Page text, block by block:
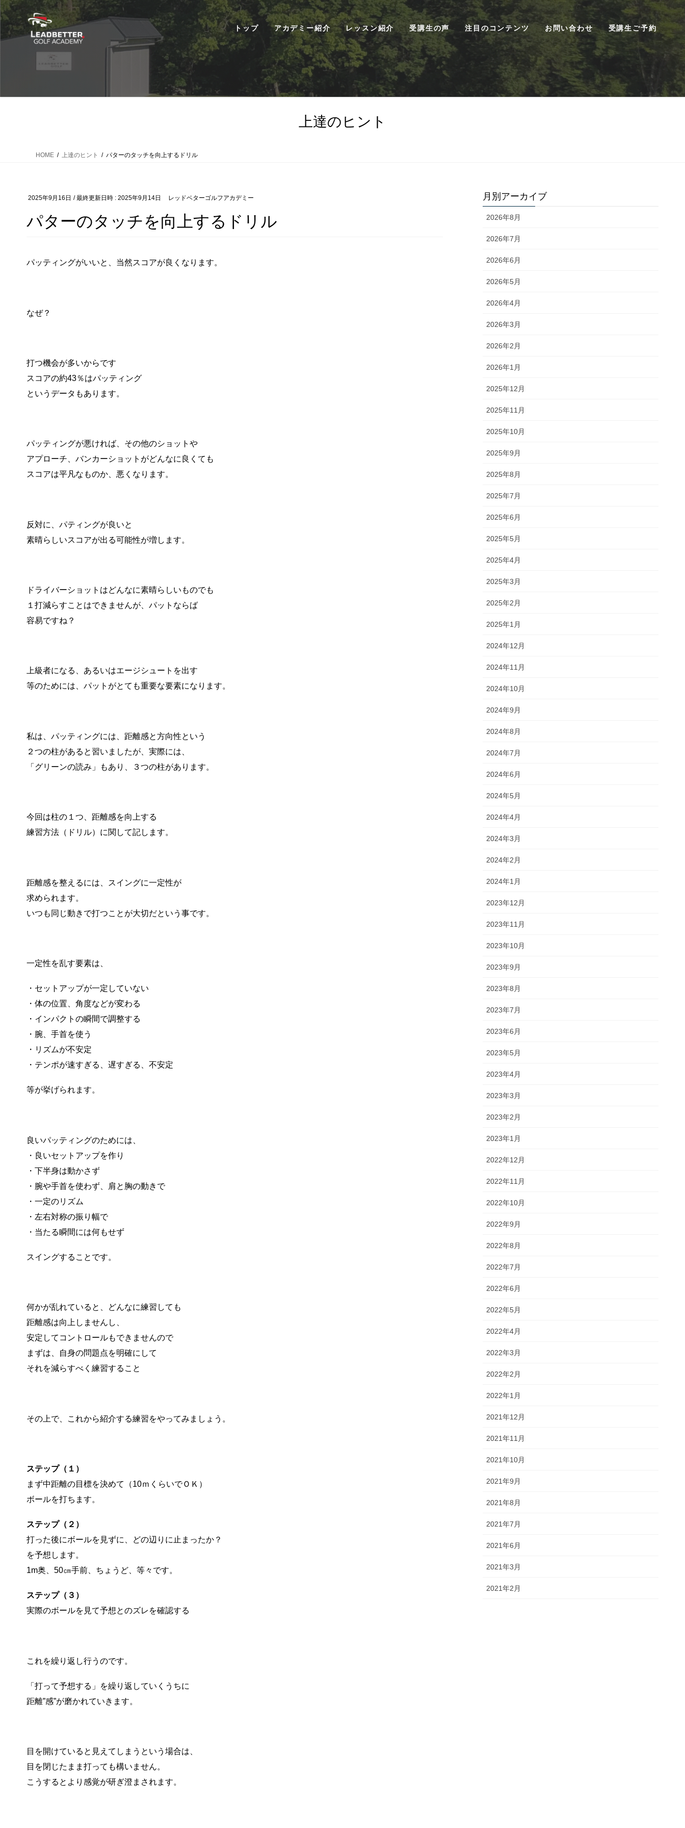
ン
ン
ビ
ー
トップ アカデミー紹介 レッスン紹介 受講生の声 注目のコンテンツ お問い合わせ 受講生ご予約
上達のヒント
HOME 上達のヒント パターのタッチを向上するドリル
2025年9月16日 / 最終更新日時 : 2025年9月14日 レッドベターゴルフアカデミー
パターのタッチを向上するドリル
パッティングがいいと、当然スコアが良くなります。
なぜ？
打つ機会が多いからです
スコアの約43％はパッティング
というデータもあります。
パッティングが悪ければ、その他のショットや
アプローチ、バンカーショットがどんなに良くても
スコアは平凡なものか、悪くなります。
反対に、パティングが良いと
素晴らしいスコアが出る可能性が増します。
ドライバーショットはどんなに素晴らしいものでも
１打減らすことはできませんが、パットならば
容易ですね？
上級者になる、あるいはエージシュートを出す
等のためには、パットがとても重要な要素になります。
私は、パッティングには、距離感と方向性という
２つの柱があると習いましたが、実際には、
「グリーンの読み」もあり、３つの柱があります。
今回は柱の１つ、距離感を向上する
練習方法（ドリル）に関して記します。
距離感を整えるには、スイングに一定性が
求められます。
いつも同じ動きで打つことが大切だという事です。
一定性を乱す要素は、
・セットアップが一定していない
・体の位置、角度などが変わる
・インパクトの瞬間で調整する
・腕、手首を使う
・リズムが不安定
・テンポが速すぎる、遅すぎる、不安定
等が挙げられます。
良いパッティングのためには、
・良いセットアップを作り
・下半身は動かさず
・腕や手首を使わず、肩と胸の動きで
・一定のリズム
・左右対称の振り幅で
・当たる瞬間には何もせず
スイングすることです。
何かが乱れていると、どんなに練習しても
距離感は向上しませんし、
安定してコントロールもできませんので
まずは、自身の問題点を明確にして
それを減らすべく練習すること
その上で、これから紹介する練習をやってみましょう。
ステップ（１）
まず中距離の目標を決めて（10ｍくらいでＯＫ）
ボールを打ちます。
ステップ（２）
打った後にボールを見ずに、どの辺りに止まったか？
を予想します。
1m奥、50㎝手前、ちょうど、等々です。
ステップ（３）
実際のボールを見て予想とのズレを確認する
これを繰り返し行うのです。
「打って予想する」を繰り返していくうちに
距離”感”が磨かれていきます。
目を開けていると見えてしまうという場合は、
目を閉じたまま打っても構いません。
こうするとより感覚が研ぎ澄まされます。
月別アーカイブ
2026年8月
2026年7月
2026年6月
2026年5月
2026年4月
2026年3月
2026年2月
2026年1月
2025年12月
2025年11月
2025年10月
2025年9月
2025年8月
2025年7月
2025年6月
2025年5月
2025年4月
2025年3月
2025年2月
2025年1月
2024年12月
2024年11月
2024年10月
2024年9月
2024年8月
2024年7月
2024年6月
2024年5月
2024年4月
2024年3月
2024年2月
2024年1月
2023年12月
2023年11月
2023年10月
2023年9月
2023年8月
2023年7月
2023年6月
2023年5月
2023年4月
2023年3月
2023年2月
2023年1月
2022年12月
2022年11月
2022年10月
2022年9月
2022年8月
2022年7月
2022年6月
2022年5月
2022年4月
2022年3月
2022年2月
2022年1月
2021年12月
2021年11月
2021年10月
2021年9月
2021年8月
2021年7月
2021年6月
2021年3月
2021年2月